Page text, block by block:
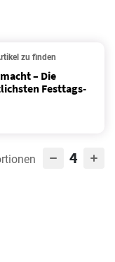
zu finden
– Die
Festtags-
4